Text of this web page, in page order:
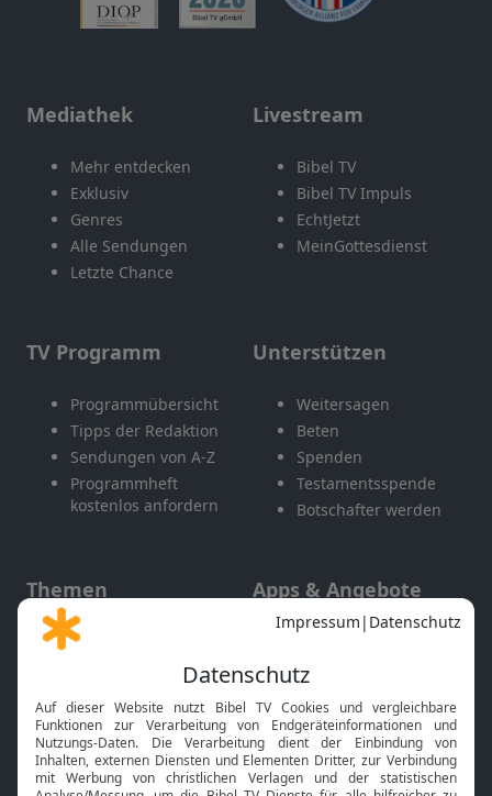
Mediathek
Mehr entdecken
Exklusiv
Genres
Alle Sendungen
Letzte Chance
Livestream
Bibel TV
Bibel TV Impuls
EchtJetzt
MeinGottesdienst
TV Programm
Programmübersicht
Tipps der Redaktion
Sendungen von A-Z
Programmheft
kostenlos anfordern
Unterstützen
Weitersagen
Beten
Spenden
Testamentsspende
Botschafter werden
Themen
Gott und Bibel erklärt
Neuigkeiten
Apps & Angebote
Mobile App
Smart TV
HbbTV
Bibelthek Online-Bibel